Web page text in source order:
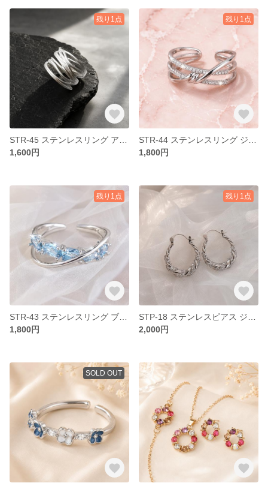
残り1点
1,600円
残り1点
1,800円
残り1点
1,800円
残り1点
2,000円
SOLD OUT